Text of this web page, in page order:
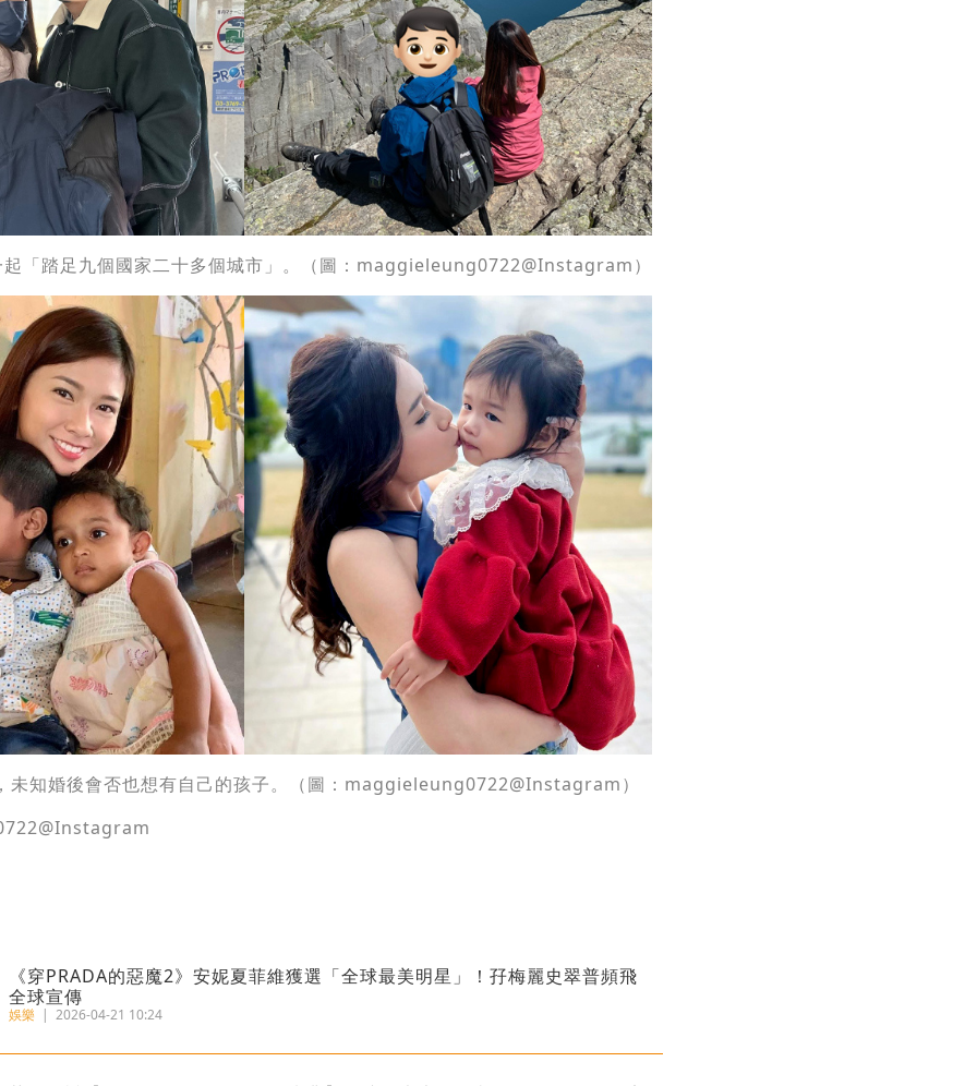
「踏足九個國家二十多個城市」。（圖：maggieleung0722@Instagram）
知婚後會否也想有自己的孩子。（圖：maggieleung0722@Instagram）
《穿PRADA的惡魔2》安妮夏菲維獲選「全球最美明星」！孖梅麗史翠普頻飛
全球宣傳
娛樂 | 2026-04-21 10:24